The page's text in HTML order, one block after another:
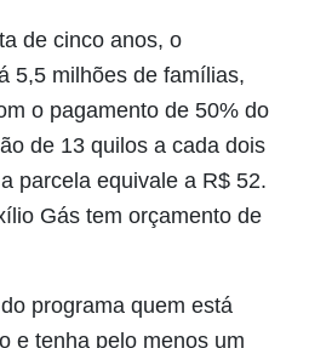
de cinco anos, o
5,5 milhões de famílias,
o pagamento de 50% do
de 13 quilos a cada dois
parcela equivale a R$ 52.
Gás tem orçamento de
programa quem está
e tenha pelo menos um